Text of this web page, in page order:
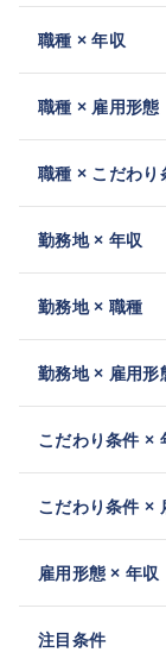
職種 × 年収
職種 × 雇用形態
職種 × こだわり
勤務地 × 年収
勤務地 × 職種
勤務地 × 雇用形
こだわり条件 ×
こだわり条件 ×
雇用形態 × 年収
注目条件